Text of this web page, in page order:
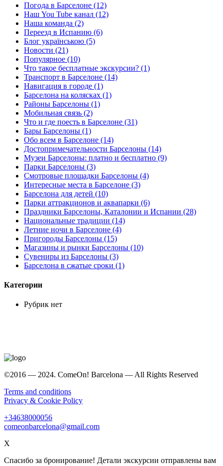
Погода в Барселоне (12)
Наш You Tube канал (12)
Наша команда (2)
Переезд в Испанию (6)
Блог українською (5)
Новости (21)
Популярное (10)
Что такое бесплатные экскурсии? (1)
Транспорт в Барселоне (14)
Навигация в городе (1)
Барселона на колясках (1)
Районы Барселоны (1)
Мобильная связь (2)
Что и где поесть в Барселоне (31)
Бары Барселоны (1)
Обо всем в Барселоне (14)
Достопримечательности Барселоны (14)
Музеи Барселоны: платно и бесплатно (9)
Парки Барселоны (3)
Смотровые площадки Барселоны (4)
Интересные места в Барселоне (3)
Барселона для детей (10)
Парки аттракционов и аквапарки (6)
Праздники Барселоны, Каталонии и Испании (28)
Национальные традиции (14)
Летние ночи в Барселоне (4)
Пригороды Барселоны (15)
Магазины и рынки Барселоны (10)
Сувениры из Барселоны (3)
Барселона в сжатые сроки (1)
Категории
Рубрик нет
©2016 — 2024. ComeOn! Barcelona — All Rights Reserved
Terms and conditions
Privacy & Cookie Policy
+34638000056
comeonbarcelona@gmail.com
X
Спасибо за бронирование! Детали экскурсии отправлены вам